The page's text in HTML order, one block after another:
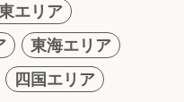
エリア
東海エリア
四国エリア